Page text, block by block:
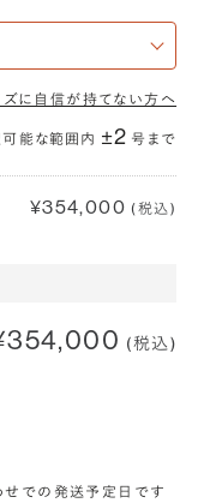
に自信が持てない方へ
可能な範囲内 ±2 号まで
¥354,000 (税込)
(税込)
での発送予定日です